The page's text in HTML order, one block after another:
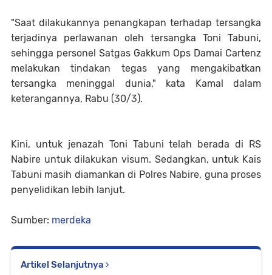
"Saat dilakukannya penangkapan terhadap tersangka
terjadinya perlawanan oleh tersangka Toni Tabuni,
sehingga personel Satgas Gakkum Ops Damai Cartenz
melakukan tindakan tegas yang mengakibatkan
tersangka meninggal dunia," kata Kamal dalam
keterangannya, Rabu (30/3).
Kini, untuk jenazah Toni Tabuni telah berada di RS
Nabire untuk dilakukan visum. Sedangkan, untuk Kais
Tabuni masih diamankan di Polres Nabire, guna proses
penyelidikan lebih lanjut.
Sumber: merdeka
Artikel Selanjutnya